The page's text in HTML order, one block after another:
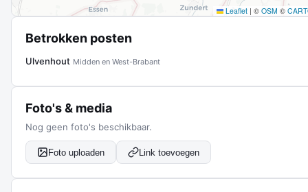
Leaflet | © OSM ©
Betrokken posten
Ulvenhout Midden en West-Brabant
Foto's & media
Nog geen foto's beschikbaar.
Foto uploaden Link toevoegen